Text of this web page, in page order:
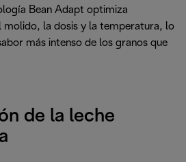
Bean Adapt optimiza
molido, la dosis y la temperatura, lo
más intenso de los granos que
de la leche